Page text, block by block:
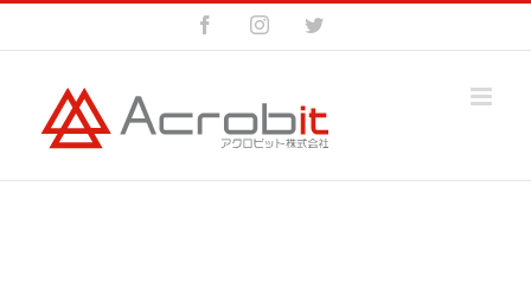
to
FacebookInstagramTwitter